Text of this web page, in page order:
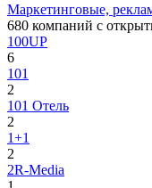
Маркетинговые,
680 компаний с
100UP
6
101
2
101 Отель
2
1+1
2
2R-Media